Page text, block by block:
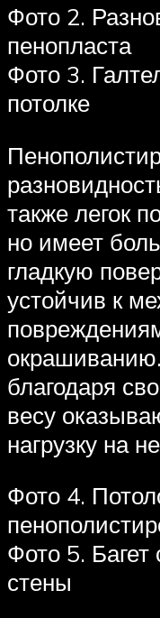
Фото 2.
пенопласта
Фото 3.
потолке
также легок
но имеет
гладкую
устойчив к
благодаря
весу
нагрузку на
Фото 4.
Фото 5. Багет
стены